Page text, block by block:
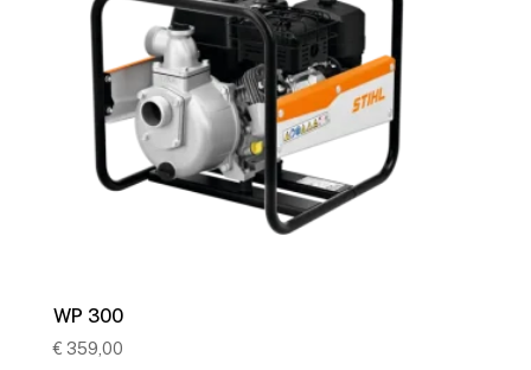
WP 300
€ 359,00